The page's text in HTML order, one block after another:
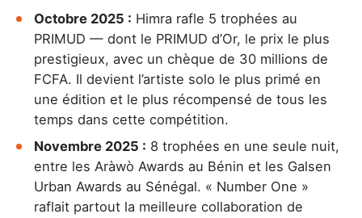
Octobre 2025 : Himra rafle 5 trophées au
PRIMUD — dont le PRIMUD d’Or, le prix le plus
prestigieux, avec un chèque de 30 millions de
FCFA. Il devient l’artiste solo le plus primé en
une édition et le plus récompensé de tous les
temps dans cette compétition.
Novembre 2025 : 8 trophées en une seule nuit,
entre les Aràwò Awards au Bénin et les Galsen
Urban Awards au Sénégal. « Number One »
raflait partout la meilleure collaboration de